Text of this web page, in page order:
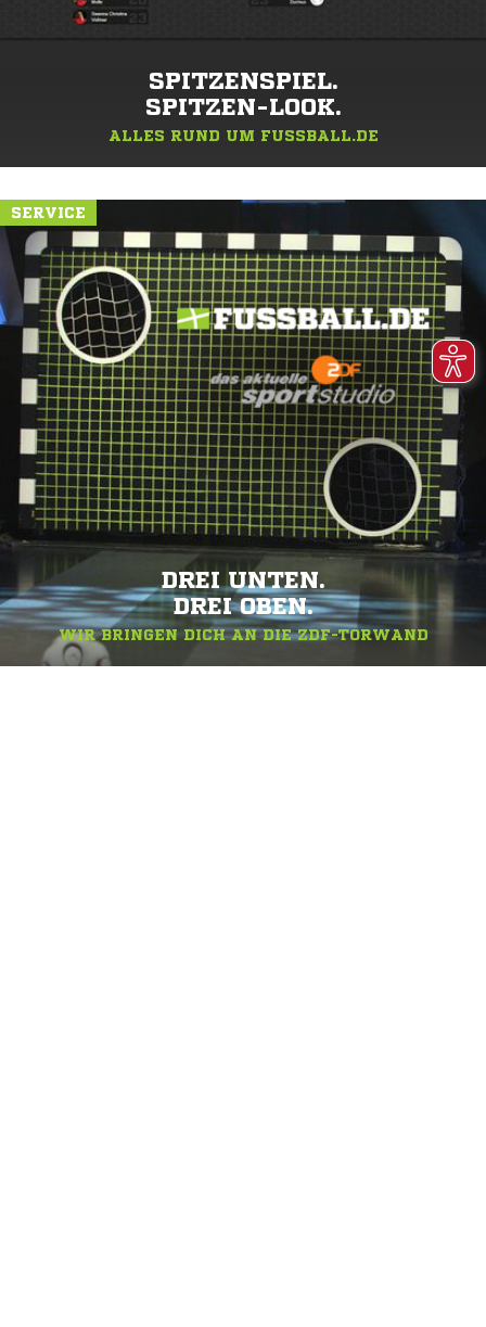
SPITZENSPIEL.
SPITZEN-LOOK.
ALLES RUND UM FUSSBALL.DE
SERVICE
DREI UNTEN.
DREI OBEN.
WIR BRINGEN DICH AN DIE ZDF-TORWAND